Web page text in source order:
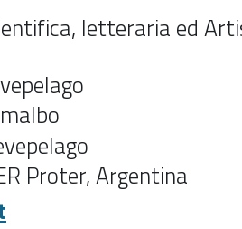
letteraria ed
Proter, Argentina